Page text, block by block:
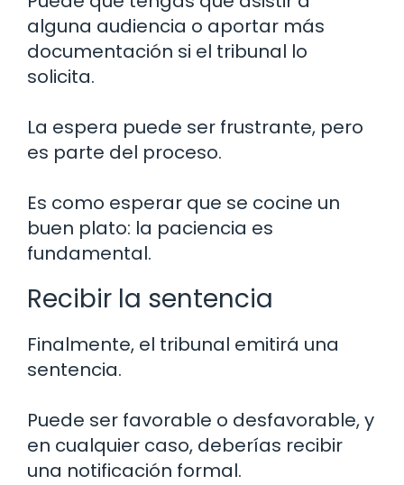
alguna audiencia o aportar más
documentación si el tribunal lo
solicita.
La espera puede ser frustrante, pero
es parte del proceso.
Es como esperar que se cocine un
buen plato: la paciencia es
fundamental.
Recibir la sentencia
Finalmente, el tribunal emitirá una
sentencia.
Puede ser favorable o desfavorable, y
en cualquier caso, deberías recibir
una notificación formal.